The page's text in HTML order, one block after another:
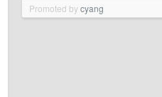
Promoted bycyang